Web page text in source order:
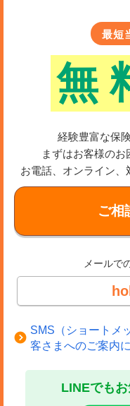
最短
無
経験豊富な保
まずはお客様のお
お電話、オンライン、
ご相
メールで
SMS（ショートメ
客さまへのご案内
LINEでも